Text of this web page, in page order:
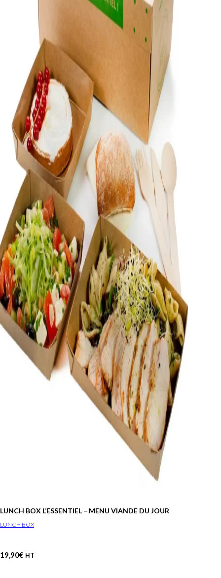
LUNCH BOX L’ESSENTIEL – MENU VIANDE DU JOUR
LUNCH BOX
19,90€ HT